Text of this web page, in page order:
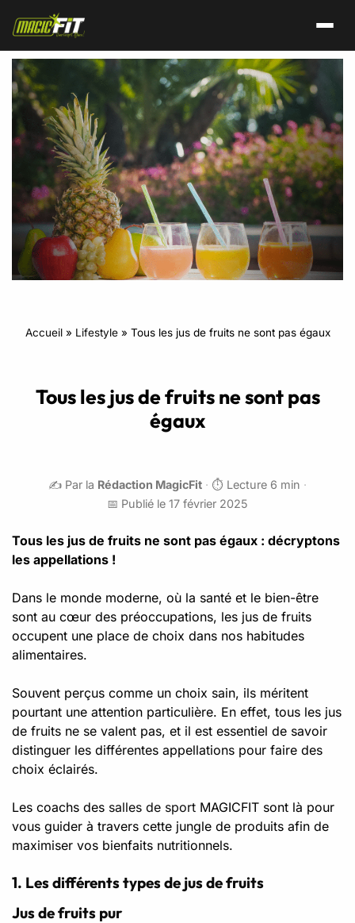
Accueil» Lifestyle» Tous les jus de fruits ne sont pas égaux
Tous les jus de fruits ne sont pas
égaux
✍️ Par la Rédaction MagicFit · ⏱️ Lecture 6 min ·
📅 Publié le 17 février 2025
Tous les jus de fruits ne sont pas égaux : décryptons
les appellations !
Dans le monde moderne, où la santé et le bien-être
sont au cœur des préoccupations, les jus de fruits
occupent une place de choix dans nos habitudes
alimentaires.
Souvent perçus comme un choix sain, ils méritent
pourtant une attention particulière. En effet, tous les jus
de fruits ne se valent pas, et il est essentiel de savoir
distinguer les différentes appellations pour faire des
choix éclairés.
Les coachs des salles de sport MAGICFIT sont là pour
vous guider à travers cette jungle de produits afin de
maximiser vos bienfaits nutritionnels.
1. Les différents types de jus de fruits
Jus de fruits pur